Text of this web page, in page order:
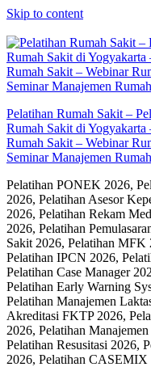
Skip to content
Pelatihan Rumah Sakit –
Rumah Sakit di
Rumah Sakit – Webinar
Seminar Manajemen
Pelatihan PONEK 2026,
2026, Pelatihan Asesor
2026, Pelatihan Rekam
2026, Pelatihan
Sakit 2026, Pelatihan MFK
Pelatihan IPCN 2026,
Pelatihan Case Manager
Pelatihan Early Warning
Pelatihan Manajemen
Akreditasi FKTP 2026,
2026, Pelatihan
Pelatihan Resusitasi 2026,
2026, Pelatihan